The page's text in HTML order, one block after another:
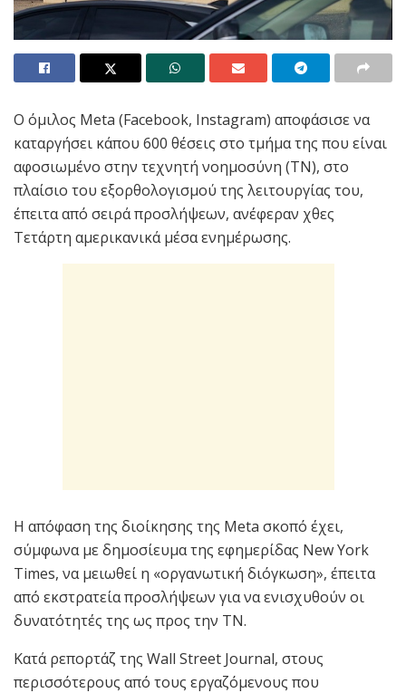
Ο όμιλος Meta (Facebook, Instagram) αποφάσισε να
καταργήσει κάπου 600 θέσεις στο τμήμα της που είναι
αφοσιωμένο στην τεχνητή νοημοσύνη (ΤΝ), στο
πλαίσιο του εξορθολογισμού της λειτουργίας του,
έπειτα από σειρά προσλήψεων, ανέφεραν χθες
Τετάρτη αμερικανικά μέσα ενημέρωσης.
Η απόφαση της διοίκησης της Meta σκοπό έχει,
σύμφωνα με δημοσίευμα της εφημερίδας New York
Times, να μειωθεί η «οργανωτική διόγκωση», έπειτα
από εκστρατεία προσλήψεων για να ενισχυθούν οι
δυνατότητές της ως προς την ΤΝ.
Κατά ρεπορτάζ της Wall Street Journal, στους
περισσότερους από τους εργαζόμενους που